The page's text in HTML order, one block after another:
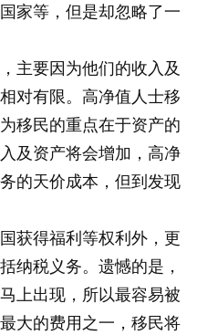
家等，但是却忽略了一
主要因为他们的收入及
对有限。高净值人士移
移民的重点在于资产的
及资产将会增加，高净
的天价成本，但到发现
获得福利等权利外，更
纳税义务。遗憾的是，
上出现，所以最容易被
大的费用之一，移民将